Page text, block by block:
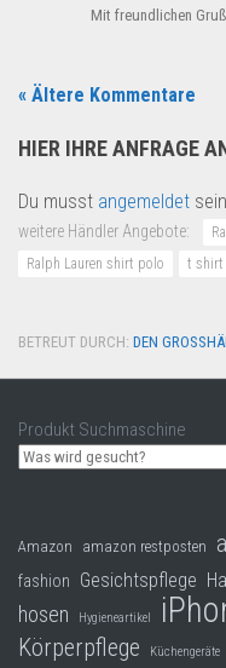
Mit freundlichen Gruß
« Ältere Kommentare
HIER IHRE ANFRAGE
Du musst angemeldet
weitere Händler Angebote:
Ralph Lauren shirt polo
t shirt
BETREUT DURCH: DEN
Produkt Suchmaschine
Amazon amazon restposten
fashion Gesichtspflege
hosen Hygieneartikel
Körperpflege Küchengeräte